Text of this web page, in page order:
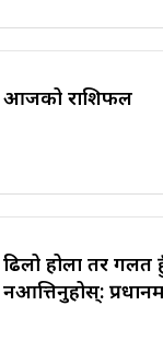
आजको राशिफल
ढिलो होला तर गलत
नआत्तिनुहोस्: